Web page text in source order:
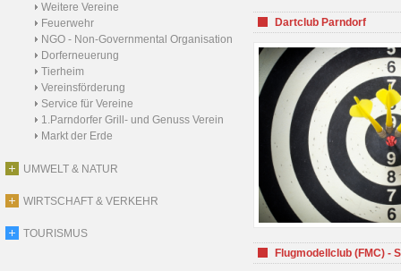
Weitere Vereine
Feuerwehr
NGO - Non-Governmental Organisation
Dorferneuerung
Tierheim
Vereinsförderung
Service für Vereine
1.Parndorfer Grill- und Genuss Verein
Markt der Erde
UMWELT & NATUR
WIRTSCHAFT & VERKEHR
TOURISMUS
Dartclub Parndorf
Flugmodellclub (FMC) -